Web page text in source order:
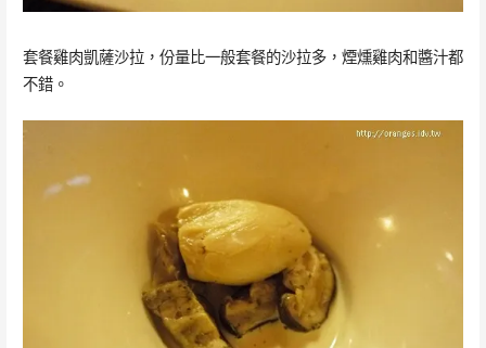
套餐雞肉凱薩沙拉，份量比一般套餐的沙拉多，煙燻雞肉和醬汁都
不錯。